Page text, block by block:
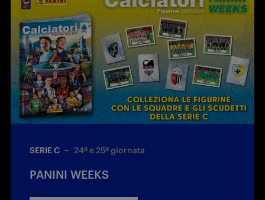
SERIE C 24ª e 25ª giornata
PANINI WEEKS